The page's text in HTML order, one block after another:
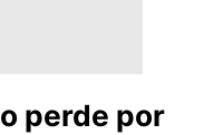
perde por